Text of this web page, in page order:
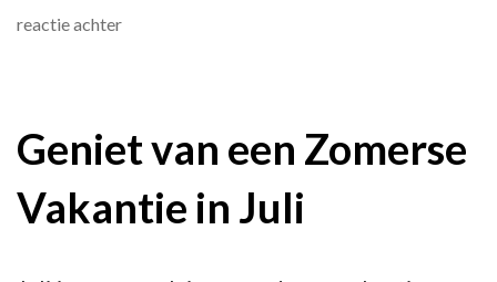
reactie achterop
zomerse
hitte:
Geniet van een Zomerse
Vakantie in Juli